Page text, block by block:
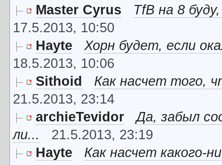
Master Cyrus
TfB на 8
17.5.2013, 10:50
Hayte
Хорн будет, если
18.5.2013, 10:06
Sithoid
Как насчет того,
21.5.2013, 23:14
archieTevidor
Да, забыл
ли...
21.5.2013, 23:19
Hayte
Как насчет какого-